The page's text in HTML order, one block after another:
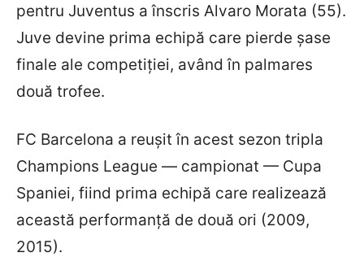
pentru Juventus a înscris Alvaro Morata (55).
Juve devine prima echipă care pierde șase
finale ale competiției, având în palmares
două trofee.
FC Barcelona a reușit în acest sezon tripla
Champions League — campionat — Cupa
Spaniei, fiind prima echipă care realizează
această performanță de două ori (2009,
2015).